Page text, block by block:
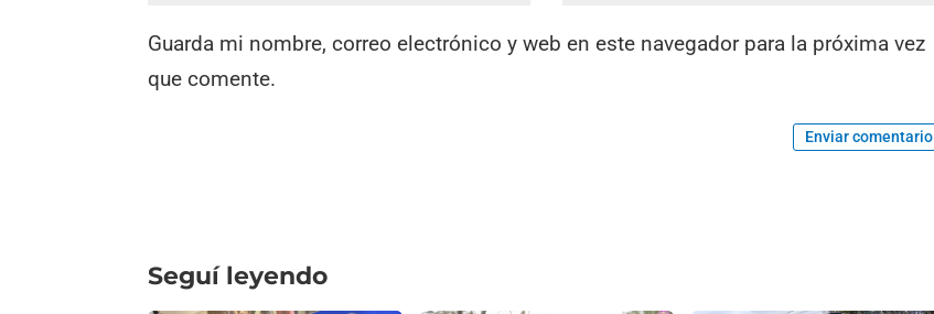
Guarda mi nombre, correo electrónico y web en este navegador para la próxima vez
que comente.
Enviar comentario
Seguí leyendo